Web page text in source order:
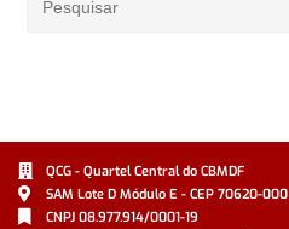
QCG - Quartel Central do CBMDF
SAM Lote D Módulo E - CEP 70620-000
CNPJ 08.977.914/0001-19